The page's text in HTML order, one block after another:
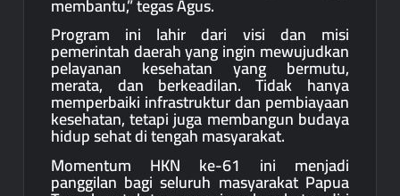
Program ini lahir dari visi dan misi
pemerintah daerah yang ingin mewujudkan
pelayanan kesehatan yang bermutu,
merata, dan berkeadilan. Tidak hanya
memperbaiki infrastruktur dan pembiayaan
kesehatan, tetapi juga membangun budaya
hidup sehat di tengah masyarakat.
Momentum HKN ke-61 ini menjadi
panggilan bagi seluruh masyarakat Papua